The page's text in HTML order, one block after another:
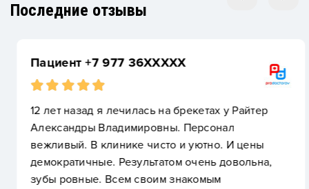
Последние отзывы
Пациент +7 977 36XXXXX
12 лет назад я лечилась на брекетах у Райтер
Александры Владимировны. Персонал
вежливый. В клинике чисто и уютно. И цены
демократичные. Результатом очень довольна,
зубы ровные. Всем своим знакомым